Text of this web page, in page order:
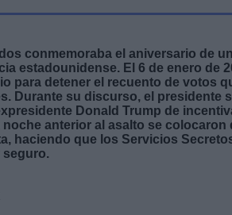
conmemoraba el aniversario de
estadounidense. El 6 de enero de
para detener el recuento de votos
Durante su discurso, el presidente
Donald Trump de
anterior al asalto se
haciendo que los Servicios
seguro.